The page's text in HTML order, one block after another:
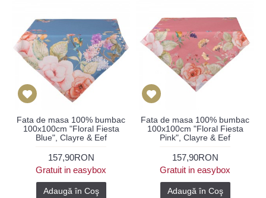
Fata de masa 100% bumbac
100x100cm "Floral Fiesta
Blue", Clayre & Eef
157,90RON
Gratuit in easybox
Adaugă în Coş
Fata de masa 100% bumbac
100x100cm "Floral Fiesta
Pink", Clayre & Eef
157,90RON
Gratuit in easybox
Adaugă în Coş